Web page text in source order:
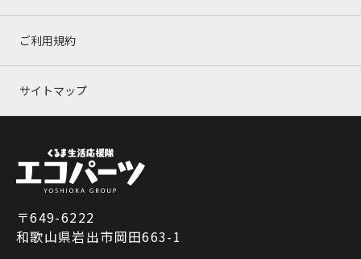
ご利用規約
サイトマップ
〒649-6222
和歌山県岩出市岡田663-1